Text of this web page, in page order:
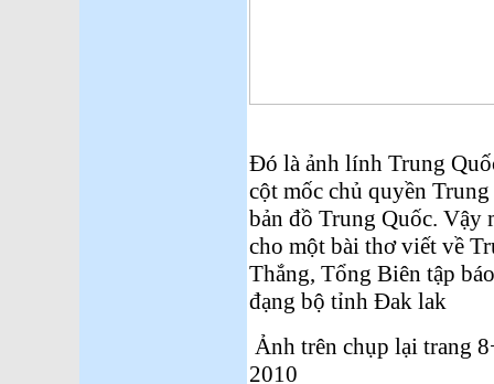
Đó là ảnh lính Trung
cột mốc chủ quyền
bản đồ Trung Quốc. Vậy
cho một bài thơ viết về
Thắng, Tổng Biên tập
đạng bộ tỉnh Đak lak
Ảnh trên chụp lại trang
2010